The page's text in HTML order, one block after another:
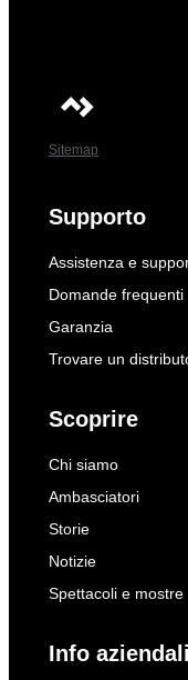
Sitemap
Supporto
Assistenza e
Domande frequenti
Garanzia
Trovare un
Scoprire
Chi siamo
Ambasciatori
Storie
Notizie
Spettacoli e mostre
Info aziendali